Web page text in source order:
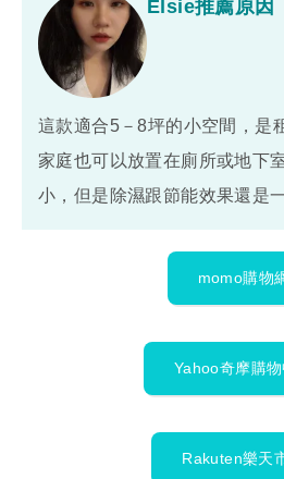
Elsie推薦原因
這款適合5－8坪的小空間，是
家庭也可以放置在廁所或地下
小，但是除濕跟節能效果還是
momo購物
Yahoo奇摩購
Rakuten樂天